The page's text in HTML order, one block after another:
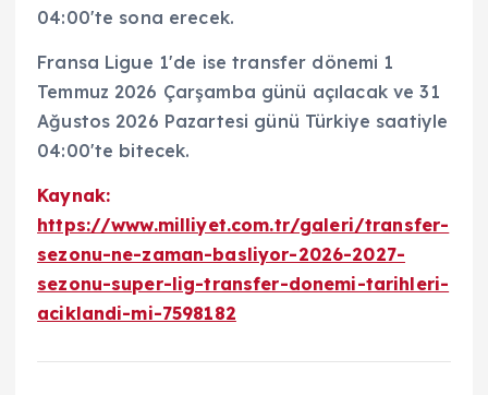
04:00'te sona erecek.
Fransa Ligue 1'de ise transfer dönemi 1
Temmuz 2026 Çarşamba günü açılacak ve 31
Ağustos 2026 Pazartesi günü Türkiye saatiyle
04:00'te bitecek.
Kaynak:
https://www.milliyet.com.tr/galeri/transfer-
sezonu-ne-zaman-basliyor-2026-2027-
sezonu-super-lig-transfer-donemi-tarihleri-
aciklandi-mi-7598182